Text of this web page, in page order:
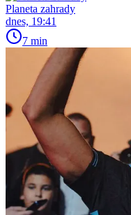
Planeta zahrady
dnes, 19:41
7 min